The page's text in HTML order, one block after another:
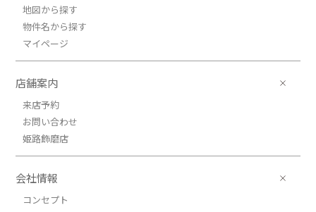
地図から探す
物件名から探す
マイページ
店舗案内
来店予約
お問い合わせ
姫路飾磨店
会社情報
コンセプト